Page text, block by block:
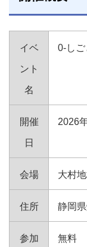
イベ
ント
名
0-し
開催
日
2026
会場 大村
住所 静岡
参加 無料